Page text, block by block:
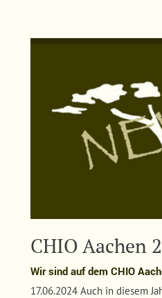
CHIO Aachen
Wir sind auf dem CHIO
17.06.2024 Auch in diesem